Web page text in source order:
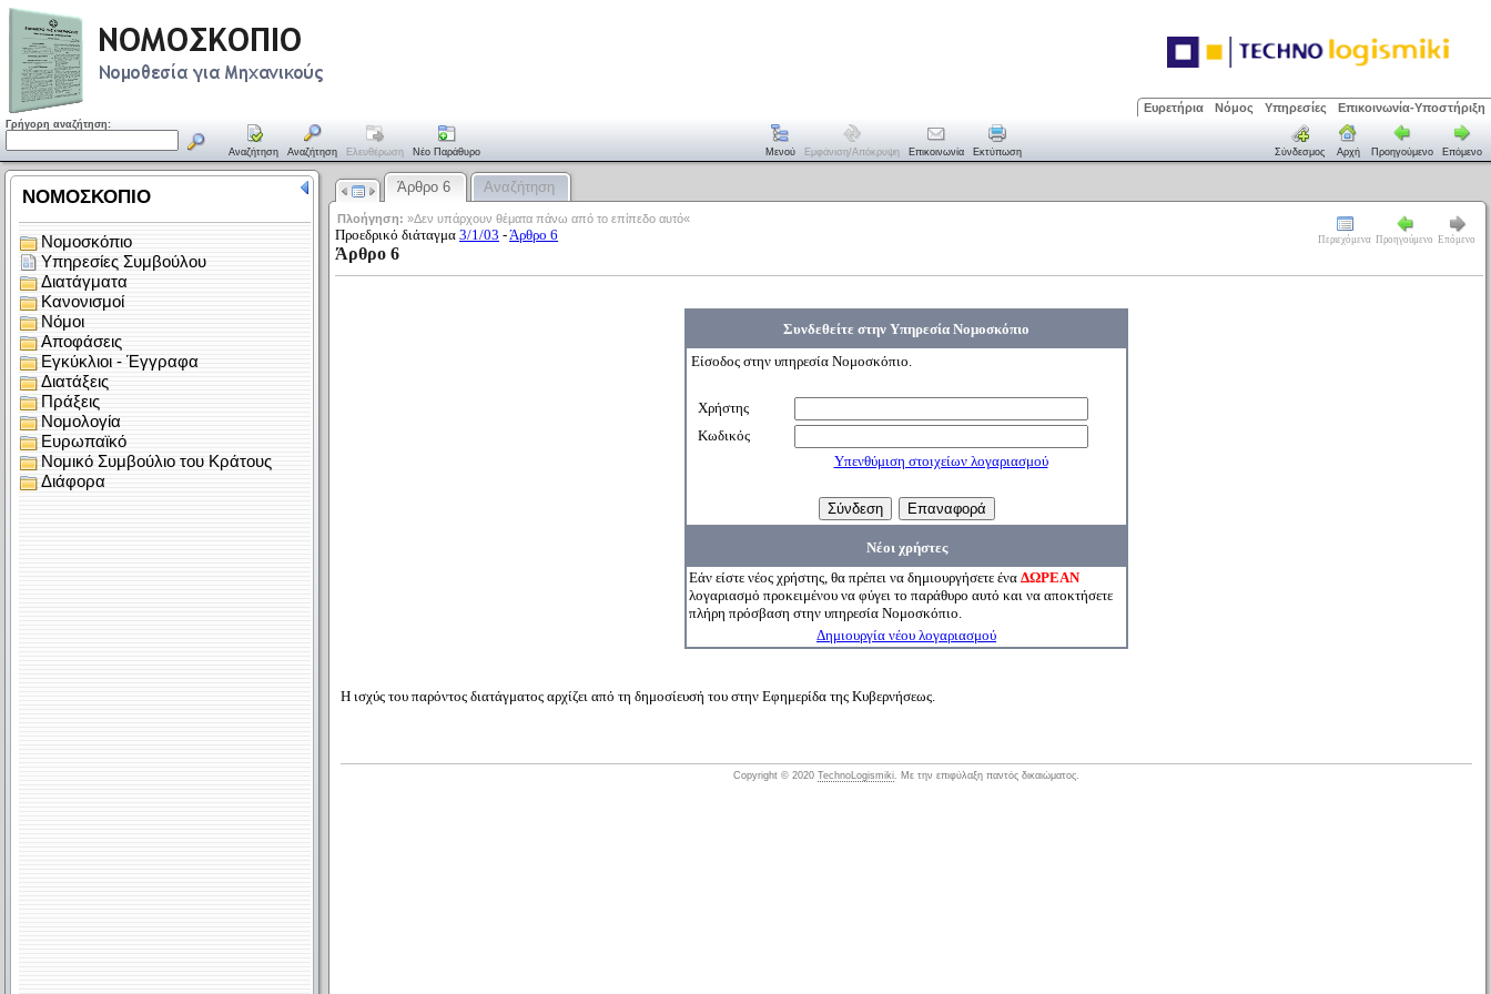
Ευρετήρια Νόμος Υπηρεσίες Επικοινωνία-Υποστήριξη
Γρήγορη αναζήτηση:
Αναζήτηση Αναζήτηση Ελευθέρωση Νέο Παράθυρο Μενού Εμφάνιση/απόκρυψη Επικοινωνία Εκτύπωση Σύνδεσμος Αρχή Προηγούμενο Επόμενο
Άρθρο 6 Αναζήτηση